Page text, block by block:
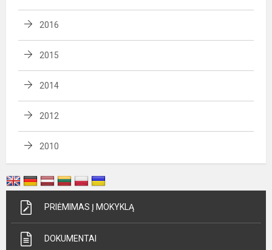
2016
2015
2014
2012
2010
PRIĖMIMAS Į MOKYKLĄ
DOKUMENTAI